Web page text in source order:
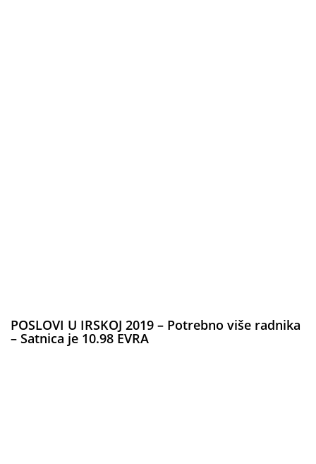
POSLOVI U IRSKOJ 2019 – Potrebno više radnika
– Satnica je 10.98 EVRA